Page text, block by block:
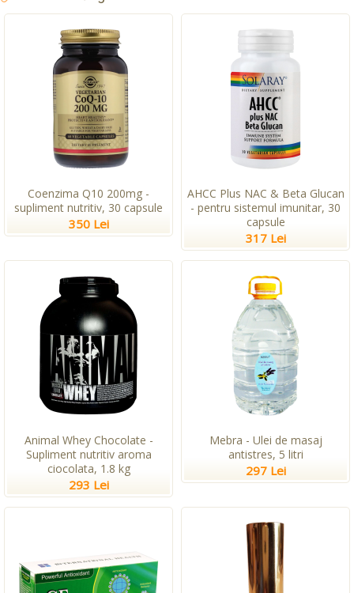
Coenzima Q10 200mg -
supliment nutritiv, 30 capsule
350 Lei
AHCC Plus NAC & Beta Glucan
- pentru sistemul imunitar, 30
capsule
317 Lei
Animal Whey Chocolate -
Supliment nutritiv aroma
ciocolata, 1.8 kg
293 Lei
Mebra - Ulei de masaj
antistres, 5 litri
297 Lei